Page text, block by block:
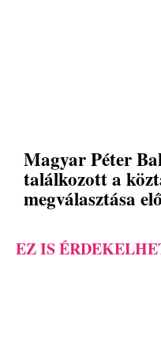
Magyar Péter
találkozott a
megválasztása
EZ IS